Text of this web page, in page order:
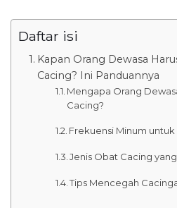
Daftar isi
Kapan Orang Dewasa
Cacing? Ini Panduannya
Mengapa Orang
Cacing?
Frekuensi Minum
Jenis Obat Cacing
Tips Mencegah